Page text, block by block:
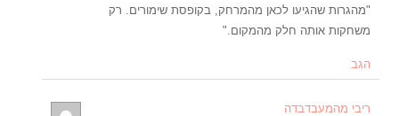
"מהגרות שהגיעו לכאן מהמרחק, בקופסת שימורים. רק
משחקות אותה חלק מהמקום."
הגב
ריבי מהמעבדבדה